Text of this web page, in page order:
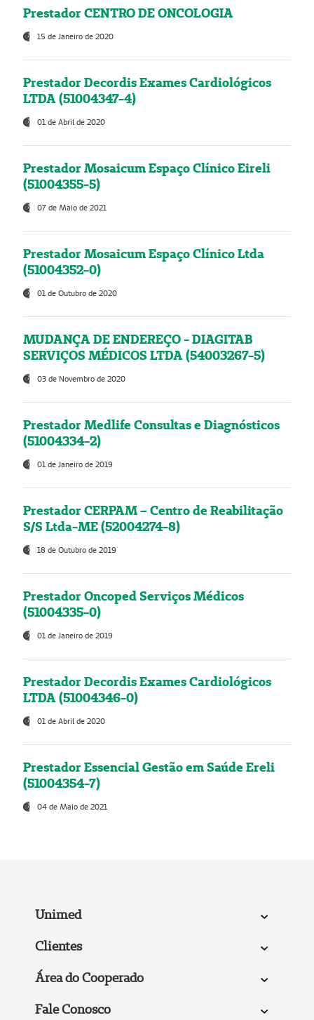
Prestador CENTRO DE ONCOLOGIA
15 de Janeiro de 2020
Prestador Decordis Exames Cardiológicos
LTDA (51004347-4)
01 de Abril de 2020
Prestador Mosaicum Espaço Clínico Eireli
(51004355-5)
07 de Maio de 2021
Prestador Mosaicum Espaço Clínico Ltda
(51004352-0)
01 de Outubro de 2020
MUDANÇA DE ENDEREÇO - DIAGITAB
SERVIÇOS MÉDICOS LTDA (54003267-5)
03 de Novembro de 2020
Prestador Medlife Consultas e Diagnósticos
(51004334-2)
01 de Janeiro de 2019
Prestador CERPAM – Centro de Reabilitação
S/S Ltda-ME (52004274-8)
18 de Outubro de 2019
Prestador Oncoped Serviços Médicos
(51004335-0)
01 de Janeiro de 2019
Prestador Decordis Exames Cardiológicos
LTDA (51004346-0)
01 de Abril de 2020
Prestador Essencial Gestão em Saúde Ereli
(51004354-7)
04 de Maio de 2021
Unimed
Clientes
Área do Cooperado
Fale Conosco